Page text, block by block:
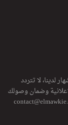
لا تتردد
وضمان وصولك